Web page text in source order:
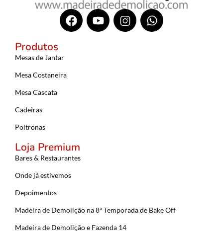
Produtos
Mesas de Jantar
Mesa Costaneira
Mesa Cascata
Cadeiras
Poltronas
Loja Premium
Bares & Restaurantes
Onde já estivemos
Depoimentos
Madeira de Demolição na 8ª Temporada de Bake Off
Madeira de Demolição e Fazenda 14